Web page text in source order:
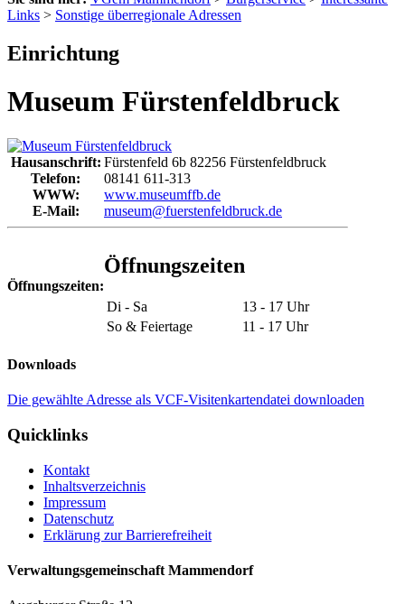
Links > Sonstige überregionale Adressen
Einrichtung
Museum Fürstenfeldbruck
Hausanschrift: Fürstenfeld 6b 82256 Fürstenfeldbruck
Telefon:
08141 611-313
WWW:
www.museumffb.de
E-Mail:
museum@fuerstenfeldbruck.de
Öffnungszeiten:
Öffnungszeiten
Di - Sa
13 - 17 Uhr
So & Feiertage
11 - 17 Uhr
Downloads
Die gewählte Adresse als VCF-Visitenkartendatei downloaden
Quicklinks
Kontakt
Inhaltsverzeichnis
Impressum
Datenschutz
Erklärung zur Barrierefreiheit
Verwaltungsgemeinschaft Mammendorf